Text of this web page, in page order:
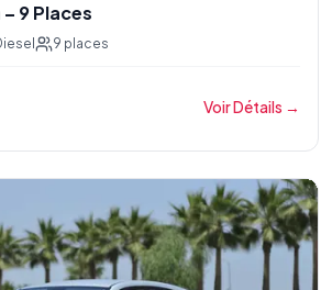
9 Places
9 places
Voir Détails →